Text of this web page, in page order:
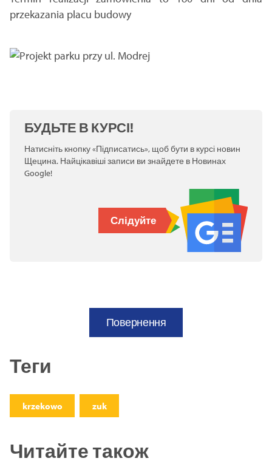
przekazania placu budowy
БУДЬТЕ В КУРСІ!
Натисніть кнопку «Підписатись», щоб бути в курсі новин
Щецина. Найцікавіші записи ви знайдете в Новинах
Google!
Слідуйте
Повернення
Теги
krzekowo zuk
Читайте також